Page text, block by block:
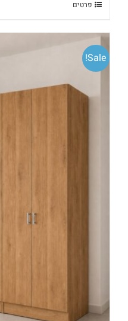
פרטים
Sale!